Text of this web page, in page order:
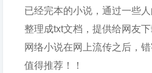
已经完本的小说，通过一些
整理成txt文档，提供给网友
网络小说在网上流传之后，
值得推荐！！